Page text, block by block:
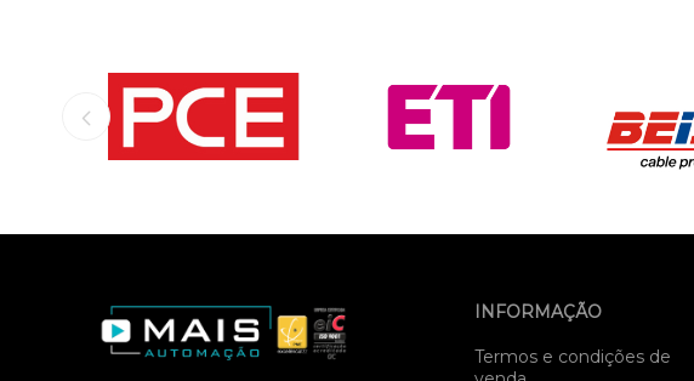
INFORMAÇÃO
Termos e condições de